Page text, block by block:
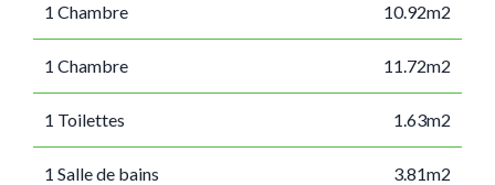
1 Chambre 10.92m2
1 Chambre 11.72m2
1 Toilettes 1.63m2
1 Salle de bains 3.81m2